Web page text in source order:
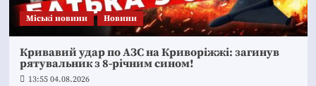
Mіські новини Новини
Кривавий удар по АЗС на Криворіжжі: загинув
рятувальник з 8-річним сином!
13:55 04.08.2026